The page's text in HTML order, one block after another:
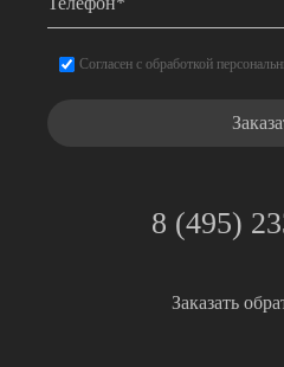
Согласие*
Согласен с обработкой
8 (495)
Заказать